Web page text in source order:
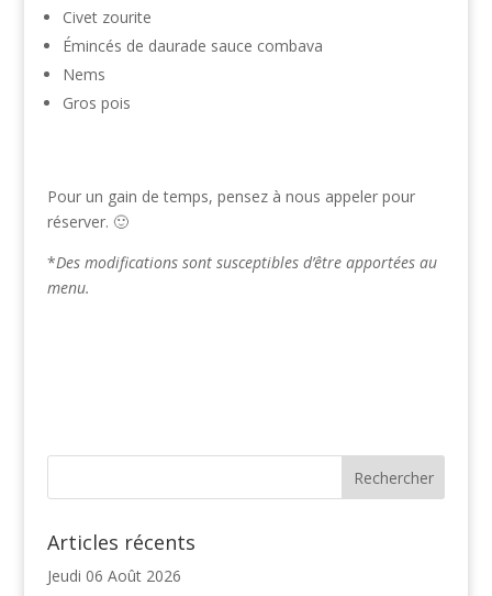
Civet zourite
Émincés de daurade sauce combava
Nems
Gros pois
Pour un gain de temps, pensez à nous appeler pour
réserver. 🙂
*Des modifications sont susceptibles d’être apportées au
menu.
Articles récents
Jeudi 06 Août 2026